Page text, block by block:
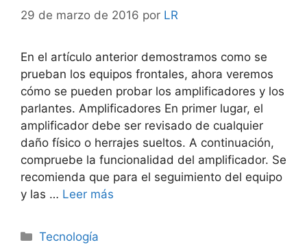
29 de marzo de 2016 por LR
En el artículo anterior demostramos como se
prueban los equipos frontales, ahora veremos
cómo se pueden probar los amplificadores y los
parlantes. Amplificadores En primer lugar, el
amplificador debe ser revisado de cualquier
daño físico o herrajes sueltos. A continuación,
compruebe la funcionalidad del amplificador. Se
recomienda que para el seguimiento del equipo
y las … Leer más
Categorías
Tecnología